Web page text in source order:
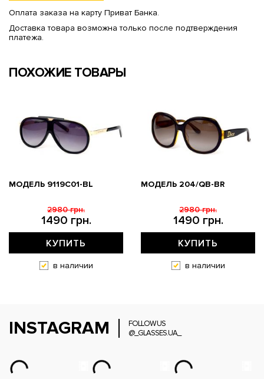
Оплата заказа на карту Приват Банка.
Доставка товара возможна только после подтверждения
платежа.
ПОХОЖИЕ ТОВАРЫ
МОДЕЛЬ 9119С01-BL
1490 грн.
2980 грн.
КУПИТЬ
в наличии
МОДЕЛЬ 204/QB-BR
1490 грн.
2980 грн.
КУПИТЬ
в наличии
INSTAGRAM
FOLLOW US
@_GLASSES.UA_